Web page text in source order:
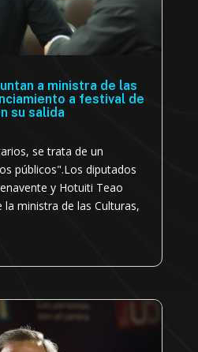
a ministra de las
a festival de
su salida
se trata de un
públicos".Los diputados
y Hotuiti Teao
la ministra de las Culturas,